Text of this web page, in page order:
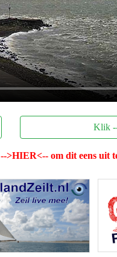
Klik
-->HIER<-- om dit eens uit